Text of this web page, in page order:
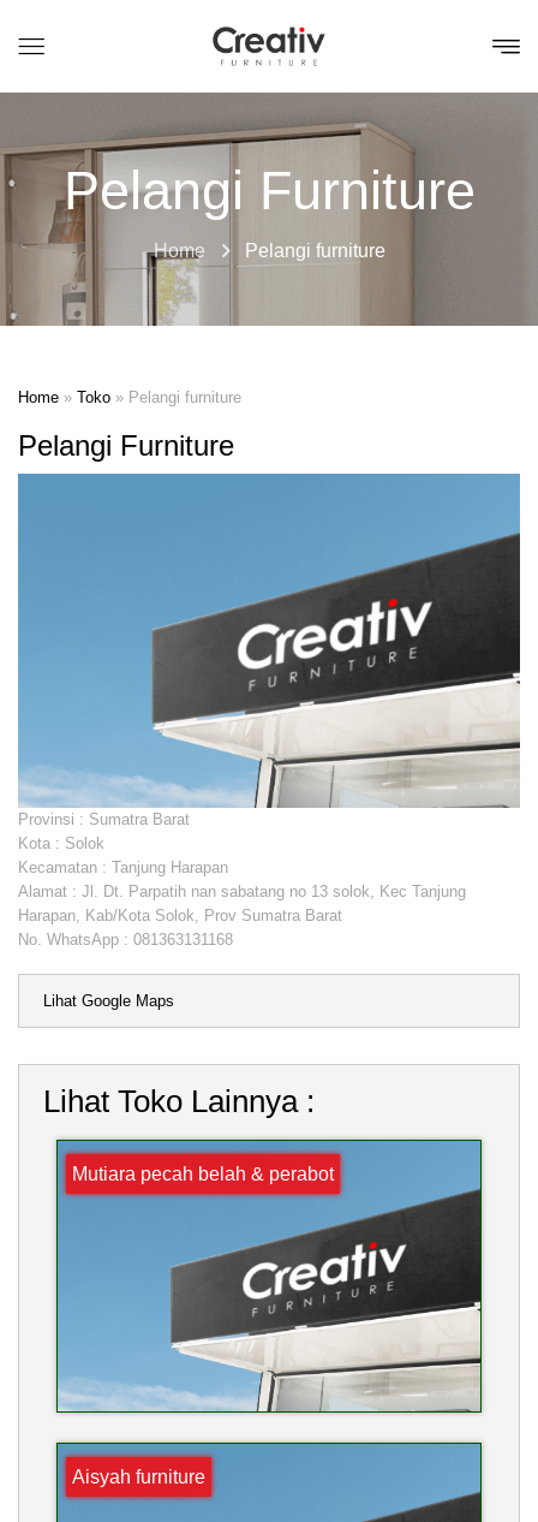
Pelangi Furniture
Home Pelangi furniture
Home » Toko » Pelangi furniture
Pelangi Furniture
Provinsi : Sumatra Barat
Kota : Solok
Kecamatan : Tanjung Harapan
Alamat : Jl. Dt. Parpatih nan sabatang no 13 solok, Kec Tanjung
Harapan, Kab/Kota Solok, Prov Sumatra Barat
No. WhatsApp : 081363131168
Lihat Google Maps
Lihat Toko Lainnya :
Mutiara pecah belah & perabot
Aisyah furniture